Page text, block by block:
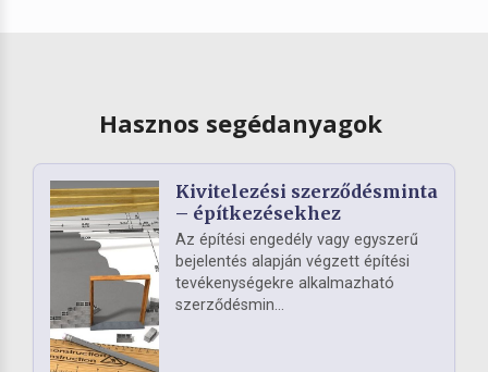
Hasznos segédanyagok
Kivitelezési szerződésminta
– építkezésekhez
Az építési engedély vagy egyszerű
bejelentés alapján végzett építési
tevékenységekre alkalmazható
szerződésmin...